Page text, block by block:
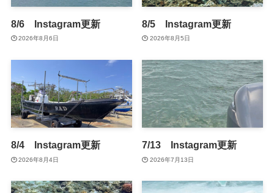
8/6 Instagram更新
2026年8月6日
8/5 Instagram更新
2026年8月5日
8/4 Instagram更新
2026年8月4日
7/13 Instagram更新
2026年7月13日